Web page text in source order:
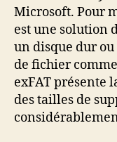
Microsoft. Pour
est une solution
un disque dur
de fichier
exFAT présente
des tailles de